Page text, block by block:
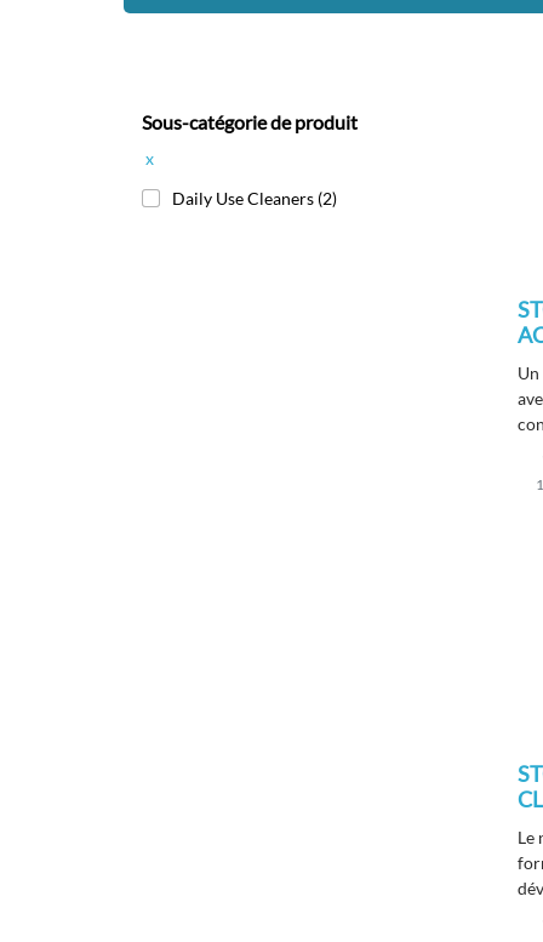
Sous-catégorie de produit
x
Daily Use Cleaners (2)
Le